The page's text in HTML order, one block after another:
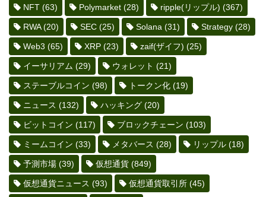
NFT (63) Polymarket (28) ripple(リップル) (367)
RWA(20) SEC (25) Solana (31) Strategy (28)
Web3 (65) XRP (23) zaif(ザイフ) (25)
イーサリアム (29) ウォレット (21)
ステーブルコイン (98) トークン化 (19)
ニュース (132) ハッキング (20)
ビットコイン (117) ブロックチェーン (103)
ミームコイン (33) メタバース (28) リップル (18)
予測市場 (39) 仮想通貨 (849)
仮想通貨ニュース (93) 仮想通貨取引所 (45)